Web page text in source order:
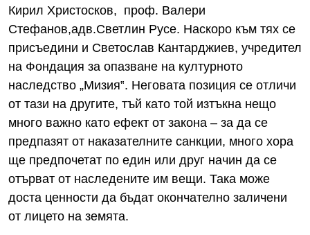
Кирил Христосков, проф. Валери
Стефанов,адв.Светлин Русе. Наскоро към тях се
присъедини и Светослав Кантарджиев, учредител
на Фондация за опазване на културното
наследство „Мизия‟. Неговата позиция се отличи
от тази на другите, тъй като той изтъкна нещо
много важно като ефект от закона – за да се
предпазят от наказателните санкции, много хора
ще предпочетат по един или друг начин да се
отърват от наследените им вещи. Така може
доста ценности да бъдат окончателно заличени
от лицето на земята.